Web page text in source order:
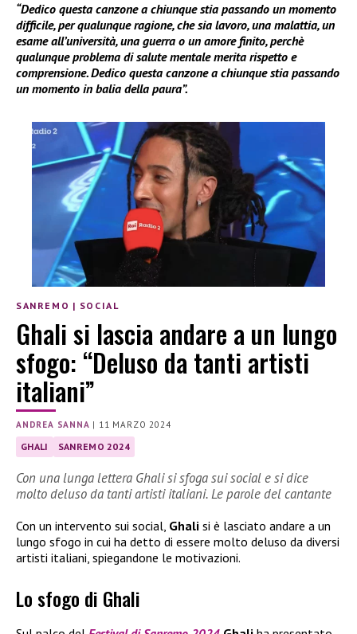
“Dedico questa canzone a chiunque stia passando un momento
difficile, per qualunque ragione, che sia lavoro, una malattia, un
esame all’università, una guerra o un amore finito, perchè
qualunque problema di salute mentale merita rispetto e
comprensione. Dedico questa canzone a chiunque stia passando
un momento in balia della paura”.
SANREMO | SOCIAL
Ghali si lascia andare a un lungo
sfogo: “Deluso da tanti artisti
italiani”
ANDREA SANNA | 11 MARZO 2024
GHALI SANREMO 2024
Con una lunga lettera Ghali si sfoga sui social e si dice
molto deluso da tanti artisti italiani. Le parole del cantante
Con un intervento sui social, Ghali si è lasciato andare a un
lungo sfogo in cui ha detto di essere molto deluso da diversi
artisti italiani, spiegandone le motivazioni.
Lo sfogo di Ghali